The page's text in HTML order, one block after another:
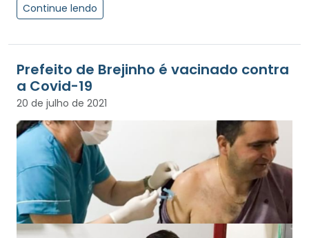
Continue lendo
Prefeito de Brejinho é vacinado contra
a Covid-19
20 de julho de 2021